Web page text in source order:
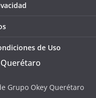
de Uso
Grupo Okey Querétaro